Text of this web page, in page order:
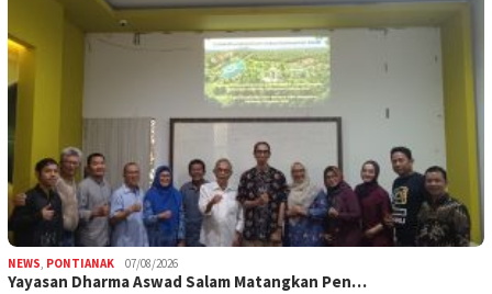
NEWS, PONTIANAK 07/08/2026
Yayasan Dharma Aswad Salam Matangkan Pen…